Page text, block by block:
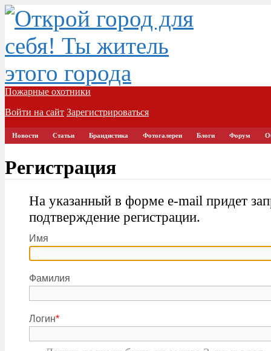
Пожарные охотники
Войти на сайт Зарегистрироваться
Новости Статьи Брандистика Фотогалереи Блоги Форум
Регистрация
На указанный в форме e-mail придет
подтверждение регистрации.
Имя
Фамилия
Логин*